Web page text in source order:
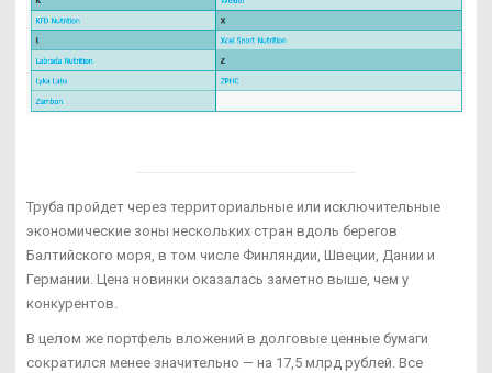
Труба пройдет через территориальные или исключительные
экономические зоны нескольких стран вдоль берегов
Балтийского моря, в том числе Финляндии, Швеции, Дании и
Германии. Цена новинки оказалась заметно выше, чем у
конкурентов.
В целом же портфель вложений в долговые ценные бумаги
сократился менее значительно — на 17,5 млрд рублей. Все